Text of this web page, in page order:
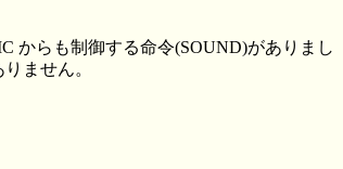
からも制御する命令(SOUND)がありまし
ません。